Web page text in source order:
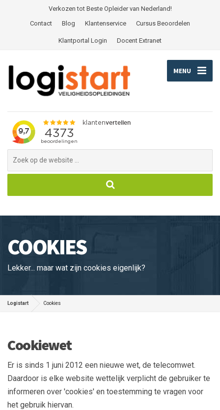
Verkozen tot Beste Opleider van Nederland!
Contact
Blog Klantenservice Cursus Beoordelen
Klantportal Login Docent Extranet
MENU
COOKIES
Lekker... maar wat zijn cookies eigenlijk?
Logistart Cookies
Cookiewet
Er is sinds 1 juni 2012 een nieuwe wet, de telecomwet.
Daardoor is elke website wettelijk verplicht de gebruiker te
informeren over 'cookies' en toestemming te vragen voor
het gebruik hiervan.